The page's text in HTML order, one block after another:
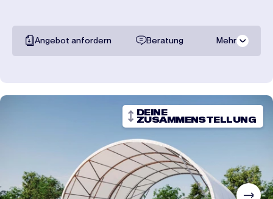
Angebot anfordern Beratung Mehr
Transportpreise
DEINE
ZUSAMMENSTELLUNG